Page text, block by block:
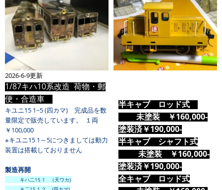
2026-6-9更新
1/87キハ10系改造 荷物・郵
便・合造車
キユニ15 1~5 (四カマ) 完成品を数
量限定で販売しています。 １両
￥100,000
※キユニ15 1～5につきましては動力
装置は搭載しておりません
製造再開
キハ二15 1 （天ワカ)
半キャブ ロッド式
未塗装 ￥160,000-
塗装済￥190,000-
半キャブ シャフト式
未塗装 ￥160,000-
塗装済￥190,000-
全キャブ
ロッド式